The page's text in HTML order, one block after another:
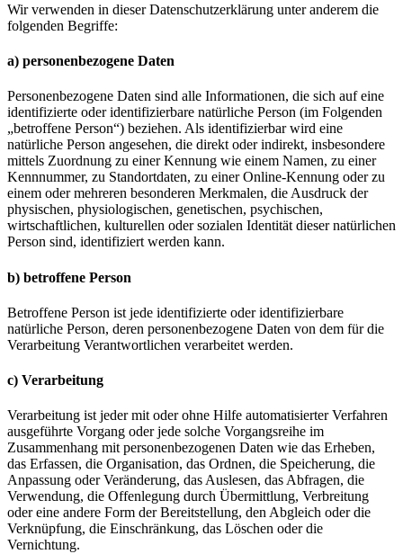
Wir verwenden in dieser Datenschutzerklärung unter anderem die
folgenden Begriffe:
a) personenbezogene Daten
Personenbezogene Daten sind alle Informationen, die sich auf eine
identifizierte oder identifizierbare natürliche Person (im Folgenden
„betroffene Person“) beziehen. Als identifizierbar wird eine
natürliche Person angesehen, die direkt oder indirekt, insbesondere
mittels Zuordnung zu einer Kennung wie einem Namen, zu einer
Kennnummer, zu Standortdaten, zu einer Online-Kennung oder zu
einem oder mehreren besonderen Merkmalen, die Ausdruck der
physischen, physiologischen, genetischen, psychischen,
wirtschaftlichen, kulturellen oder sozialen Identität dieser natürlichen
Person sind, identifiziert werden kann.
b) betroffene Person
Betroffene Person ist jede identifizierte oder identifizierbare
natürliche Person, deren personenbezogene Daten von dem für die
Verarbeitung Verantwortlichen verarbeitet werden.
c) Verarbeitung
Verarbeitung ist jeder mit oder ohne Hilfe automatisierter Verfahren
ausgeführte Vorgang oder jede solche Vorgangsreihe im
Zusammenhang mit personenbezogenen Daten wie das Erheben,
das Erfassen, die Organisation, das Ordnen, die Speicherung, die
Anpassung oder Veränderung, das Auslesen, das Abfragen, die
Verwendung, die Offenlegung durch Übermittlung, Verbreitung
oder eine andere Form der Bereitstellung, den Abgleich oder die
Verknüpfung, die Einschränkung, das Löschen oder die
Vernichtung.